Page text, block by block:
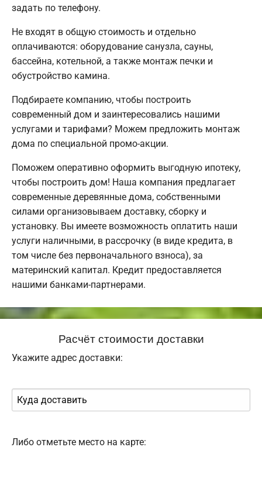
задать по телефону.
Не входят в общую стоимость и отдельно
оплачиваются: оборудование санузла, сауны,
бассейна, котельной, а также монтаж печки и
обустройство камина.
Подбираете компанию, чтобы построить
современный дом и заинтересовались нашими
услугами и тарифами? Можем предложить монтаж
дома по специальной промо-акции.
Поможем оперативно оформить выгодную ипотеку,
чтобы построить дом! Наша компания предлагает
современные деревянные дома, собственными
силами организовываем доставку, сборку и
установку. Вы имеете возможность оплатить наши
услуги наличными, в рассрочку (в виде кредита, в
том числе без первоначального взноса), за
материнский капитал. Кредит предоставляется
нашими банками-партнерами.
Расчёт стоимости доставки
Укажите адрес доставки:
Либо отметьте место на карте: